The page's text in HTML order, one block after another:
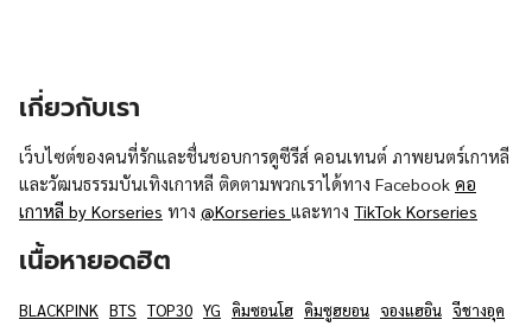
เกี่ยวกับเรา
เว็บไซต์ของคนที่รักและชื่นชอบการดูซีรีส์ คอนเทนต์ ภาพยนตร์เกาหลี
และวัฒนธรรมบันเทิงเกาหลี ติดตามพวกเราได้ทาง Facebook คอ
เกาหลี by Korseries ทาง @Korseries และทาง TikTok Korseries
เนื้อหายอดฮิต
BLACKPINK BTS TOP30 YG คิมซอนโฮ คิมซูฮยอน จองแฮอิน จีชางอุค